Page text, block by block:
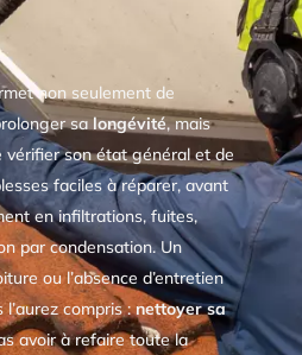
non seulement de
salongévité, mais
vérifier son état général et de
faciles à réparer, avant
en infiltrations, fuites,
par condensation. Un
ou l’absence d’entretien
l’aurez compris :nettoyer sa
avoir à refaire toute la